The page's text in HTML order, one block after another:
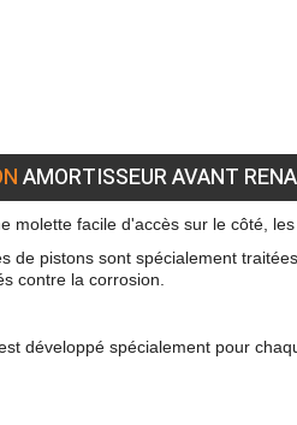
AMORTISSEUR AVANT
molette facile d'accès sur le côté,
de pistons sont spécialement
contre la corrosion.
développé spécialement pour